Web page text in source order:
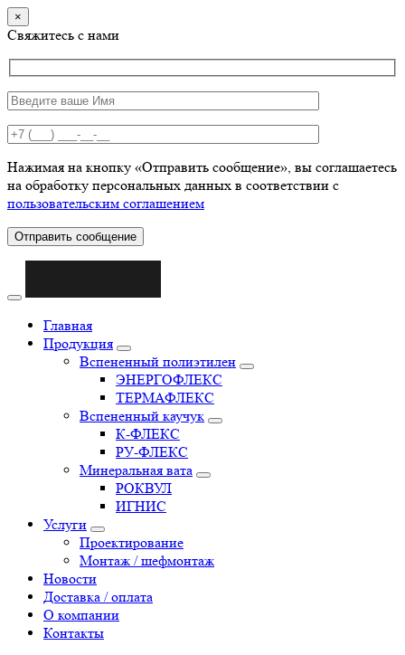
×
Свяжитесь с нами
Нажимая на кнопку «Отправить сообщение», вы соглашаетесь
на обработку персональных данных в соответствии с
пользовательским соглашением
Отправить сообщение
Главная
Продукция
Вспененный полиэтилен
ЭНЕРГОФЛЕКС
ТЕРМАФЛЕКС
Вспененный каучук
К-ФЛЕКС
РУ-ФЛЕКС
Минеральная вата
РОКВУЛ
ИГНИС
Услуги
Проектирование
Монтаж / шефмонтаж
Новости
Доставка / оплата
О компании
Контакты